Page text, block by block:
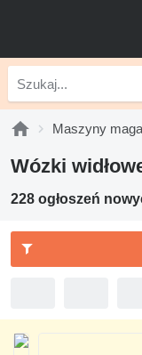
Maszyny
Wózki
228 ogłoszeń